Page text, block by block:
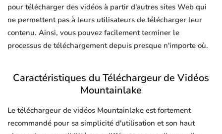
pour télécharger des vidéos à partir d'autres sites Web qui
ne permettent pas à leurs utilisateurs de télécharger leur
contenu. Ainsi, vous pouvez facilement terminer le
processus de téléchargement depuis presque n'importe où.
Caractéristiques du Téléchargeur de Vidéos
Mountainlake
Le téléchargeur de vidéos Mountainlake est fortement
recommandé pour sa simplicité d'utilisation et son haut